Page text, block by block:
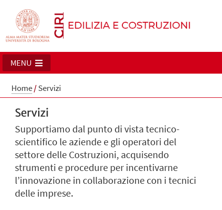
MENU
Home/Servizi
Servizi
Supportiamo dal punto di vista tecnico-
scientifico le aziende e gli operatori del
settore delle Costruzioni, acquisendo
strumenti e procedure per incentivarne
l’innovazione in collaborazione con i tecnici
delle imprese.